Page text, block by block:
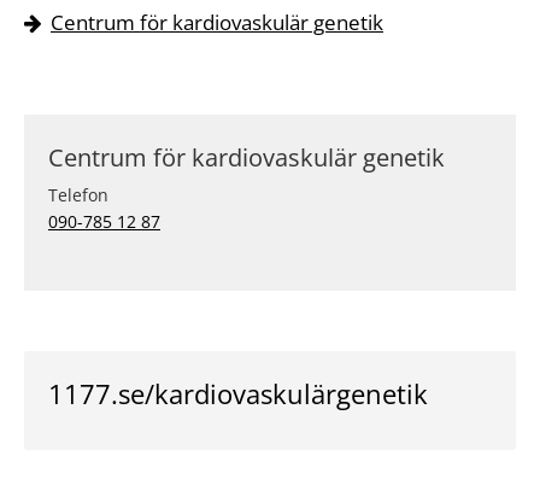
Centrum för kardiovaskulär genetik
Centrum för kardiovaskulär genetik
Telefon
090-785 12 87
1177.se/kardiovaskulärgenetik